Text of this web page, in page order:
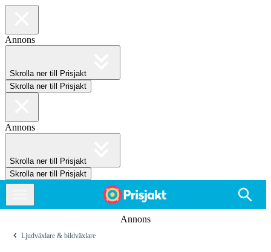
Annons
Skrolla ner till Prisjakt
Skrolla ner till Prisjakt
Annons
Skrolla ner till Prisjakt
Skrolla ner till Prisjakt
Annons
Ljudväxlare & bildväxlare